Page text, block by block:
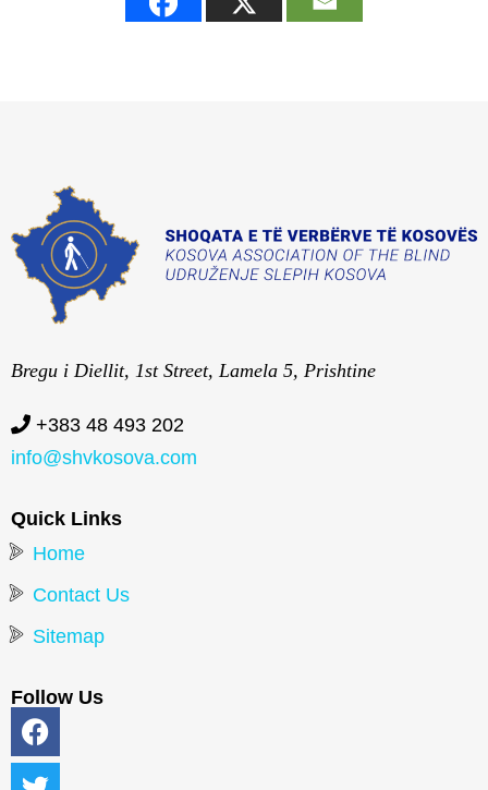
Bregu i Diellit, 1st Street, Lamela 5, Prishtine
+383 48 493 202
info@shvkosova.com
Quick Links
Home
Contact Us
Sitemap
Follow Us